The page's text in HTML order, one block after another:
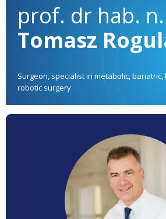
prof. dr hab.
Tomasz
Surgeon, specialist in metabolic,
robotic surgery